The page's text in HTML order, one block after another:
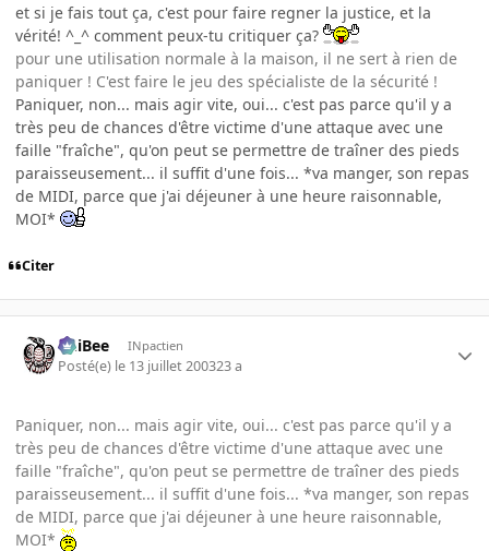
et si je fais tout ça, c'est pour faire regner la justice, et la
vérité! ^_^ comment peux-tu critiquer ça?
pour une utilisation normale à la maison, il ne sert à rien de
paniquer ! C'est faire le jeu des spécialiste de la sécurité !
Paniquer, non... mais agir vite, oui... c'est pas parce qu'il y a
très peu de chances d'être victime d'une attaque avec une
faille "fraîche", qu'on peut se permettre de traîner des pieds
paraisseusement... il suffit d'une fois... *va manger, son repas
de MIDI, parce que j'ai déjeuner à une heure raisonnable,
MOI*
Citer
PhiBee INpactien
Posté(e) le 13 juillet 200323 a
Paniquer, non... mais agir vite, oui... c'est pas parce qu'il y a
très peu de chances d'être victime d'une attaque avec une
faille "fraîche", qu'on peut se permettre de traîner des pieds
paraisseusement... il suffit d'une fois... *va manger, son repas
de MIDI, parce que j'ai déjeuner à une heure raisonnable,
MOI*